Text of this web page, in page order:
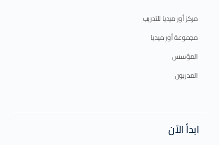
مركز أور ميديا للتدريب
مجموعة أور ميديا
المؤسس
المدربون
ابدأ الآن